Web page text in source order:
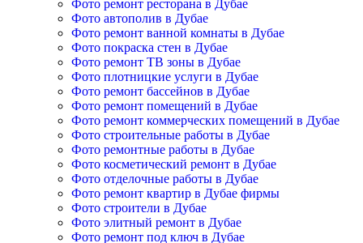
Фото ремонт ресторана в Дубае
Фото автополив в Дубае
Фото ремонт ванной комнаты в Дубае
Фото покраска стен в Дубае
Фото ремонт ТВ зоны в Дубае
Фото плотницкие услуги в Дубае
Фото ремонт бассейнов в Дубае
Фото ремонт помещений в Дубае
Фото ремонт коммерческих помещений в Дубае
Фото строительные работы в Дубае
Фото ремонтные работы в Дубае
Фото косметический ремонт в Дубае
Фото отделочные работы в Дубае
Фото ремонт квартир в Дубае фирмы
Фото строители в Дубае
Фото элитный ремонт в Дубае
Фото ремонт под ключ в Дубае